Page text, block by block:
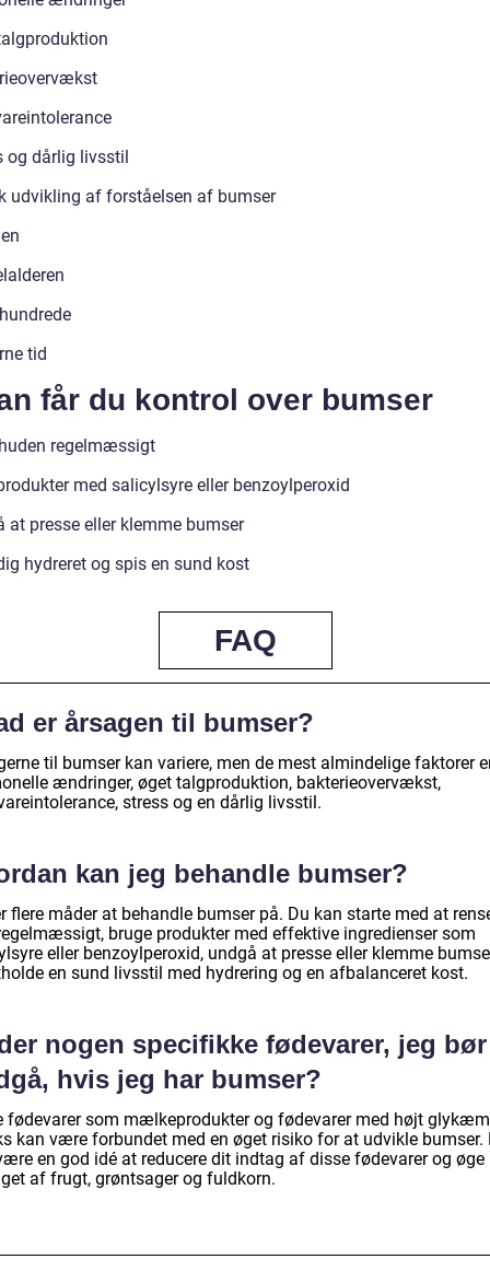
og dårlig livsstil
udvikling af forståelsen af bumser
tid
får du kontrol over bumser
regelmæssigt
med salicylsyre eller benzoylperoxid
at presse eller klemme bumser
hydreret og spis en sund kost
FAQ
er årsagen til bumser?
til bumser kan variere, men de mest almindelige faktorer
ændringer, øget talgproduktion, bakterieovervækst,
stress og en dårlig livsstil.
kan jeg behandle bumser?
flere måder at behandle bumser på. Du kan starte med at
bruge produkter med effektive ingredienser som
eller benzoylperoxid, undgå at presse eller klemme
en sund livsstil med hydrering og en afbalanceret kost.
nogen specifikke fødevarer, jeg bør
hvis jeg har bumser?
fødevarer som mælkeprodukter og fødevarer med højt
kan være forbundet med en øget risiko for at udvikle bumser.
en god idé at reducere dit indtag af disse fødevarer og øge
af frugt, grøntsager og fuldkorn.